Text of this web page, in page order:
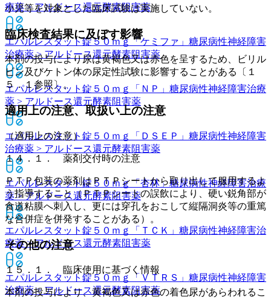
療薬 > アルドース還元酵素阻害薬
エパルレスタット錠５０ｍｇ「ケミファ」 糖尿病性神経障害
治療薬 > アルドース還元酵素阻害薬
エパルレスタット錠５０ｍｇ「ＮＰ」 糖尿病性神経障害治療
薬 > アルドース還元酵素阻害薬
エパルレスタット錠５０ｍｇ「ＤＳＥＰ」 糖尿病性神経障害
治療薬 > アルドース還元酵素阻害薬
エパルレスタット錠５０ｍｇ「杏林」糖尿病性神経障害治療
薬 > アルドース還元酵素阻害薬
エパルレスタット錠５０ｍｇ「ＴＣＫ」 糖尿病性神経障害治
療薬 > アルドース還元酵素阻害薬
エパルレスタット錠５０ｍｇ「ＶＴＲＳ」 糖尿病性神経障害
治療薬 > アルドース還元酵素阻害薬
小児等を対象とした臨床試験は実施していない。
臨床検査結果に及ぼす影響
本剤の投与により尿は黄褐色又は赤色を呈するため、ビリル
ビン及びケトン体の尿定性試験に影響することがある〔１
５．１参照〕。
適用上の注意、取扱い上の注意
（適用上の注意）
１４．１． 薬剤交付時の注意
ＰＴＰ包装の薬剤はＰＴＰシートから取り出して服用するよ
う指導すること（ＰＴＰシートの誤飲により、硬い鋭角部が
食道粘膜へ刺入し、更には穿孔をおこして縦隔洞炎等の重篤
な合併症を併発することがある）。
その他の注意
１５．１． 臨床使用に基づく情報
本剤の投与により、黄褐色又は赤色の着色尿があらわれるこ